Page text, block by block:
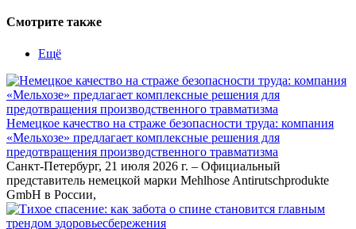
Смотрите также
Ещё
Немецкое качество на страже безопасности труда: компания
«Мельхозе» предлагает комплексные решения для
предотвращения производственного травматизма
Санкт-Петербург, 21 июля 2026 г. – Официальный
представитель немецкой марки Mehlhose Antirutschprodukte
GmbH в России,